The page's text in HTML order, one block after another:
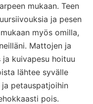
mukaan. Teen
ja pesen
myös omilla,
Mattojen ja
kuivapesu hoituu
lähtee syvälle
petauspatjoihin
pois.